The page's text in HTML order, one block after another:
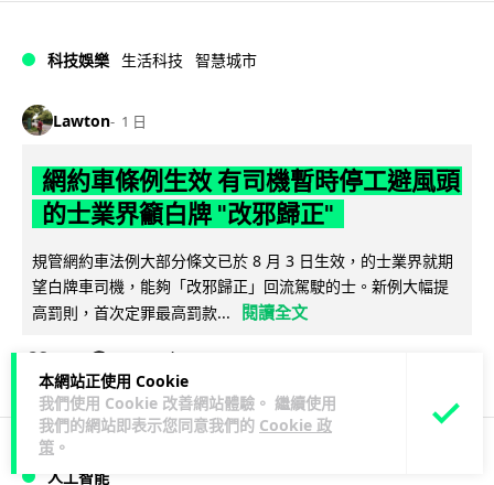
本網站正使用 Cookie
我們使用 Cookie 改善網站體驗。 繼續使用
我們的網站即表示您同意我們的 Cookie 政
策 。
科技娛樂 生活科技 智慧城市
Lawton 1 日
網約車條例生效 有司機暫時停工避風頭
的士業界籲白牌 "改邪歸正"
規管網約車法例大部分條文已於 8 月 3 日生效，的士業界就期
望白牌車司機，能夠「改邪歸正」回流駕駛的士。新例大幅提
高罰則，首次定罪最高罰款...
閱讀全文
人工智能